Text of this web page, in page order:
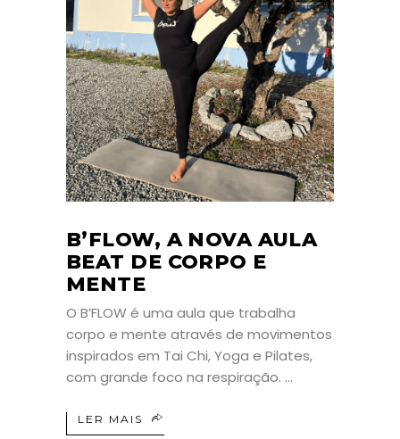
B’FLOW, A NOVA AULA
BEAT DE CORPO E
MENTE
O B’FLOW é uma aula que trabalha
corpo e mente através de movimentos
inspirados em Tai Chi, Yoga e Pilates,
com grande foco na respiração.
LER MAIS